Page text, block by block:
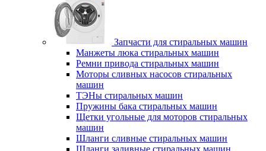
Запчасти для стиральных машин
Манжеты люка стиральных машин
Ремни привода стиральных машин
Моторы сливных насосов стиральных
машин
ТЭНы стиральных машин
Пружины бака стиральных машин
Щетки угольные для моторов стиральных
машин
Шланги сливные стиральных машин
Шланги заливные стиральных машин